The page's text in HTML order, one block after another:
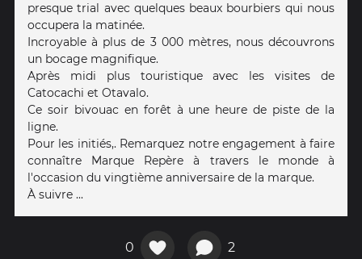
presque trial avec quelques beaux bourbiers qui nous
occupera la matinée.
Incroyable à plus de 3 000 mètres, nous découvrons
un bocage magnifique.
Après midi plus touristique avec les visites de
Catocachi et Otavalo.
Ce soir bivouac en forêt à une heure de piste de la
ligne.
Pour les initiés,. Remarquez notre engagement à faire
connaître Marque Repère à travers le monde à
l'occasion du vingtième anniversaire de la marque.
À suivre ...
0 2